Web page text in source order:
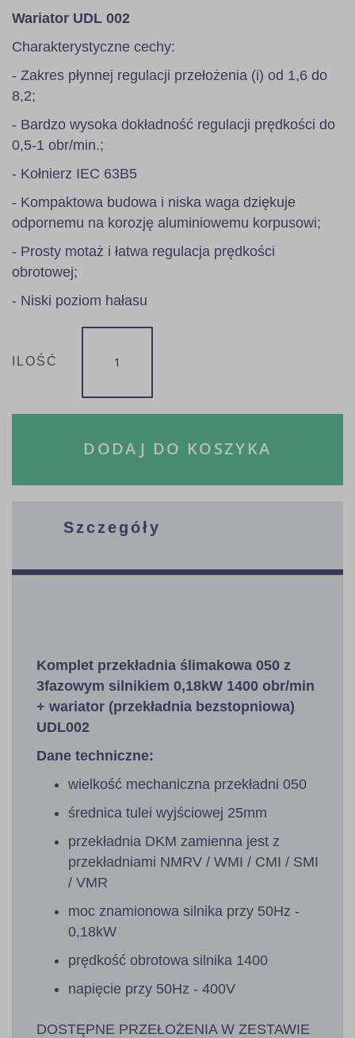
Wariator UDL 002
Charakterystyczne cechy:
- Zakres płynnej regulacji przełożenia (i) od 1,6 do
8,2;
- Bardzo wysoka dokładność regulacji prędkości do
0,5-1 obr/min.;
- Kołnierz IEC 63B5
- Kompaktowa budowa i niska waga dziękuje
odpornemu na korozję aluminiowemu korpusowi;
- Prosty motaż i łatwa regulacja prędkości
obrotowej;
- Niski poziom hałasu
ILOŚĆ
DODAJ DO KOSZYKA
Szczegóły
Komplet przekładnia ślimakowa 050 z
3fazowym silnikiem 0,18kW 1400 obr/min
+ wariator (przekładnia bezstopniowa)
UDL002
Dane techniczne:
wielkość mechaniczna przekładni 050
średnica tulei wyjściowej 25mm
przekładnia DKM zamienna jest z
przekładniami NMRV / WMI / CMI / SMI
/ VMR
moc znamionowa silnika przy 50Hz -
0,18kW
prędkość obrotowa silnika 1400
napięcie przy 50Hz - 400V
DOSTĘPNE PRZEŁOŻENIA W ZESTAWIE